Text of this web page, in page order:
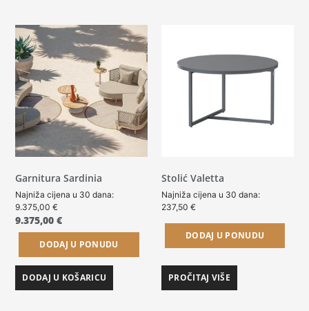
Garnitura Sardinia
Najniža cijena u 30 dana:
9.375,00€
9.375,00€
DODAJ U PONUDU
DODAJ U KOŠARICU
Stolić Valetta
Najniža cijena u 30 dana:
237,50 €
DODAJ U PONUDU
PROČITAJ VIŠE